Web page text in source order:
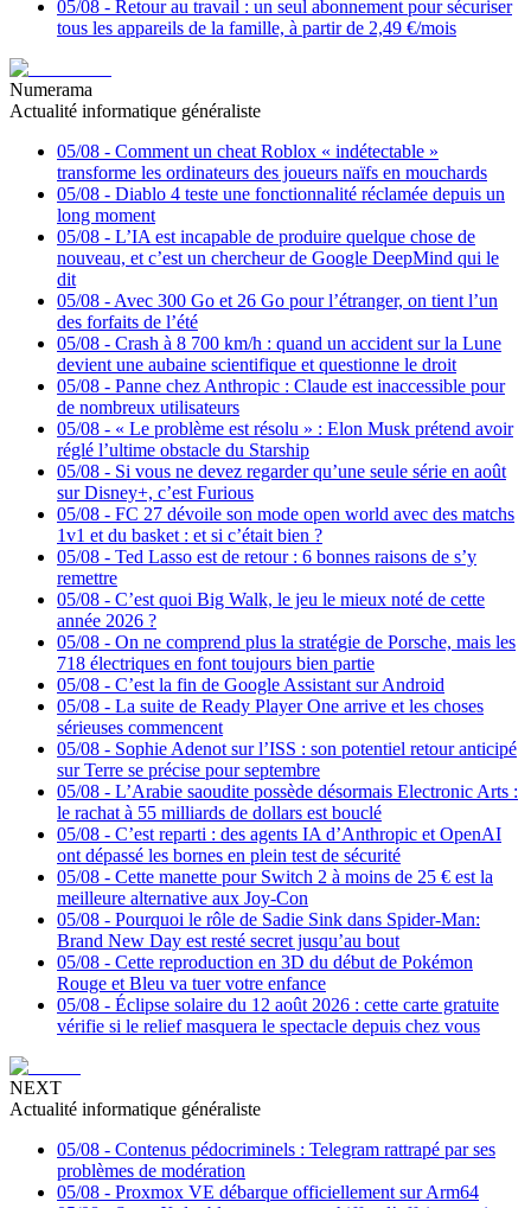
05/08 - Retour au travail : un seul abonnement pour sécuriser
tous les appareils de la famille, à partir de 2,49 €/mois
Numerama
Actualité informatique généraliste
05/08 - Comment un cheat Roblox « indétectable »
transforme les ordinateurs des joueurs naïfs en mouchards
05/08 - Diablo 4 teste une fonctionnalité réclamée depuis un
long moment
05/08 - L’IA est incapable de produire quelque chose de
nouveau, et c’est un chercheur de Google DeepMind qui le
dit
05/08 - Avec 300 Go et 26 Go pour l’étranger, on tient l’un
des forfaits de l’été
05/08 - Crash à 8 700 km/h : quand un accident sur la Lune
devient une aubaine scientifique et questionne le droit
05/08 - Panne chez Anthropic : Claude est inaccessible pour
de nombreux utilisateurs
05/08 - « Le problème est résolu » : Elon Musk prétend avoir
réglé l’ultime obstacle du Starship
05/08 - Si vous ne devez regarder qu’une seule série en août
sur Disney+, c’est Furious
05/08 - FC 27 dévoile son mode open world avec des matchs
1v1 et du basket : et si c’était bien ?
05/08 - Ted Lasso est de retour : 6 bonnes raisons de s’y
remettre
05/08 - C’est quoi Big Walk, le jeu le mieux noté de cette
année 2026 ?
05/08 - On ne comprend plus la stratégie de Porsche, mais les
718 électriques en font toujours bien partie
05/08 - C’est la fin de Google Assistant sur Android
05/08 - La suite de Ready Player One arrive et les choses
sérieuses commencent
05/08 - Sophie Adenot sur l’ISS : son potentiel retour anticipé
sur Terre se précise pour septembre
05/08 - L’Arabie saoudite possède désormais Electronic Arts :
le rachat à 55 milliards de dollars est bouclé
05/08 - C’est reparti : des agents IA d’Anthropic et OpenAI
ont dépassé les bornes en plein test de sécurité
05/08 - Cette manette pour Switch 2 à moins de 25 € est la
meilleure alternative aux Joy-Con
05/08 - Pourquoi le rôle de Sadie Sink dans Spider-Man:
Brand New Day est resté secret jusqu’au bout
05/08 - Cette reproduction en 3D du début de Pokémon
Rouge et Bleu va tuer votre enfance
05/08 - Éclipse solaire du 12 août 2026 : cette carte gratuite
vérifie si le relief masquera le spectacle depuis chez vous
NEXT
Actualité informatique généraliste
05/08 - Contenus pédocriminels : Telegram rattrapé par ses
problèmes de modération
05/08 - Proxmox VE débarque officiellement sur Arm64